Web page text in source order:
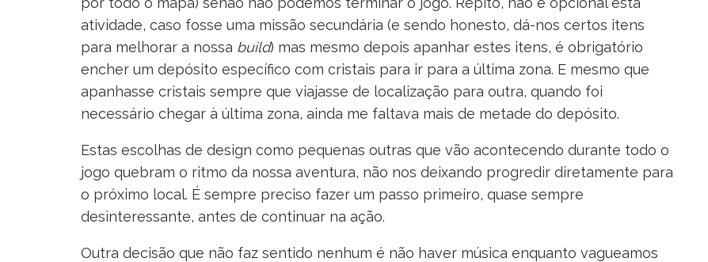
atividade, caso fosse uma missão secundária (e sendo honesto, dá-nos certos itens
para melhorar a nossa build) mas mesmo depois apanhar estes itens, é obrigatório
encher um depósito específico com cristais para ir para a última zona. E mesmo que
apanhasse cristais sempre que viajasse de localização para outra, quando foi
necessário chegar à última zona, ainda me faltava mais de metade do depósito.
Estas escolhas de design como pequenas outras que vão acontecendo durante todo o
jogo quebram o ritmo da nossa aventura, não nos deixando progredir diretamente para
o próximo local. É sempre preciso fazer um passo primeiro, quase sempre
desinteressante, antes de continuar na ação.
Outra decisão que não faz sentido nenhum é não haver música enquanto vagueamos